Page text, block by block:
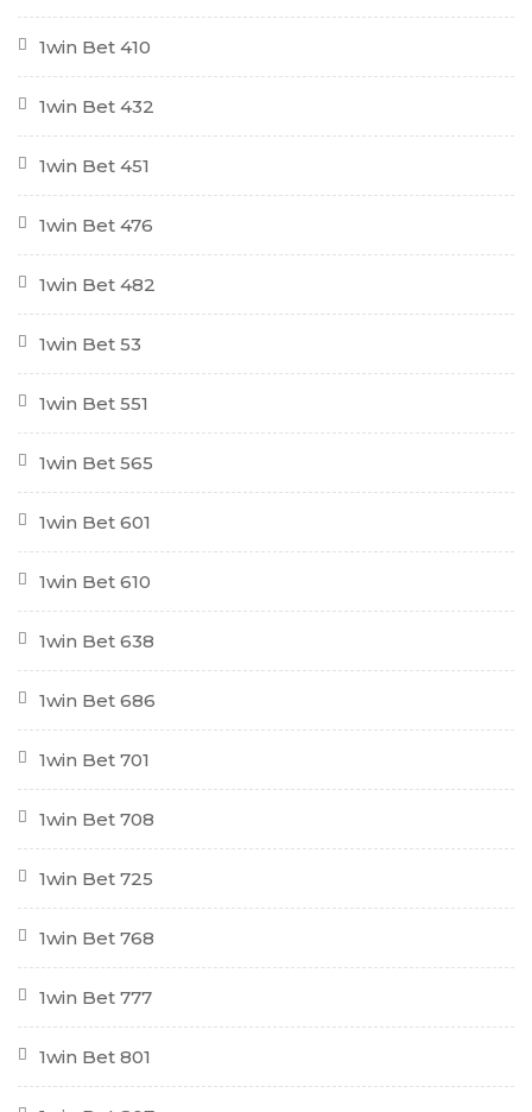
1win Bet 410
1win Bet 432
1win Bet 451
1win Bet 476
1win Bet 482
1win Bet 53
1win Bet 551
1win Bet 565
1win Bet 601
1win Bet 610
1win Bet 638
1win Bet 686
1win Bet 701
1win Bet 708
1win Bet 725
1win Bet 768
1win Bet 777
1win Bet 801